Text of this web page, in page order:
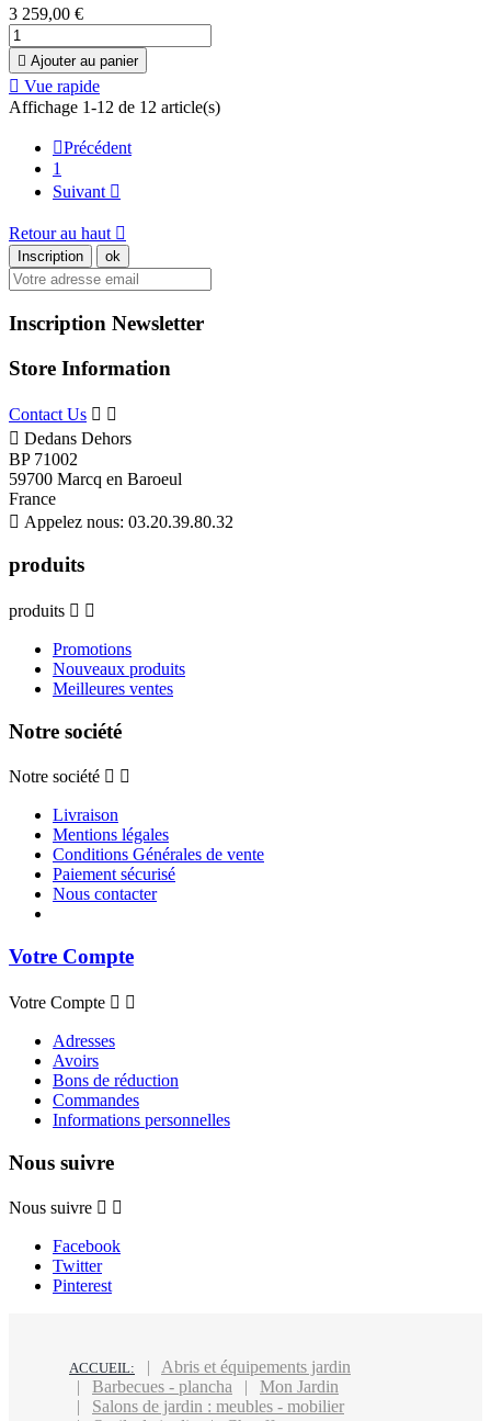
3 259,00 €
 Ajouter au panier
 Vue rapide
Affichage 1-12 de 12 article(s)
Précédent
1
Suivant 
Retour au haut 
Inscription Newsletter
Store Information
Contact Us  
 Dedans Dehors
BP 71002
59700 Marcq en Baroeul
France
 Appelez nous: 03.20.39.80.32
produits
produits  
Promotions
Nouveaux produits
Meilleures ventes
Notre société
Notre société  
Livraison
Mentions légales
Conditions Générales de vente
Paiement sécurisé
Nous contacter
Votre Compte
Votre Compte  
Adresses
Avoirs
Bons de réduction
Commandes
Informations personnelles
Nous suivre
Nous suivre  
Facebook
Twitter
Pinterest
ACCUEIL:
Abris et équipements jardin
Barbecues - plancha
Mon Jardin
Salons de jardin : meubles - mobilier